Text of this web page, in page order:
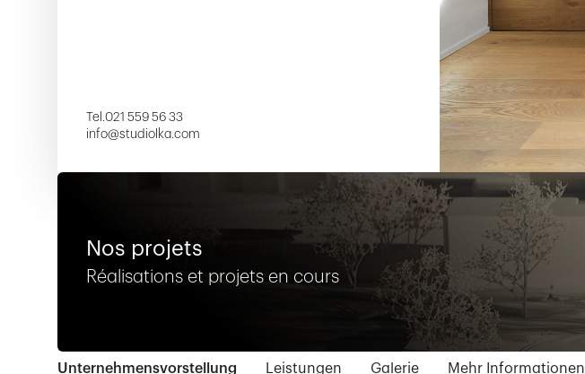
Tel.021 559 56 33
info@studiolka.com
Nos projets
Réalisations et projets en cours
Unternehmensvorstellung Leistungen Galerie Mehr Informationen